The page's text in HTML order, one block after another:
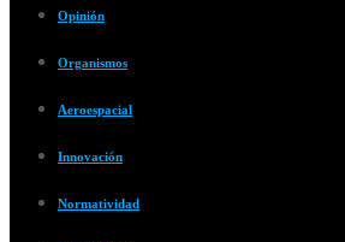
Opinión
Organismos
Aeroespacial
Innovación
Normatividad